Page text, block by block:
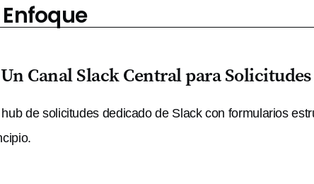
Enfoque
Canal Slack Central para Solicitudes
de solicitudes dedicado de Slack con formularios